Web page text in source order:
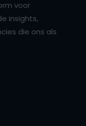
voor
insights,
die ons als